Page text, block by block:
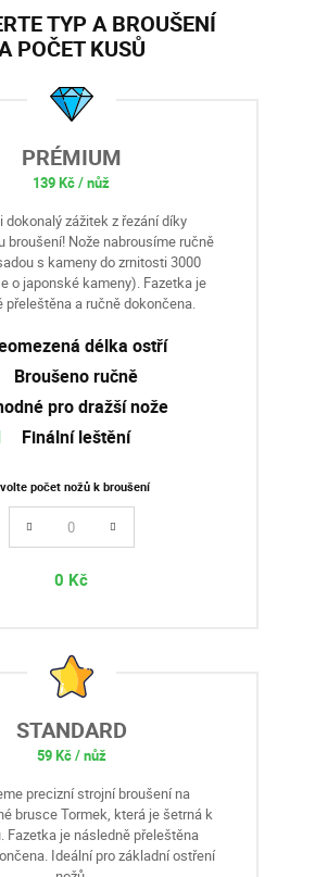
TYP A BROUŠENÍ
POČET KUSŮ
PRÉMIUM
139 Kč / nůž
dokonalý zážitek z řezání díky
broušení! Nože nabrousíme ručně
s kameny do zrnitosti 3000
o japonské kameny). Fazetka je
přeleštěna a ručně dokončena.
délka ostří
Broušeno ručně
pro dražší nože
Finální leštění
počet nožů k broušení
0 Kč
STANDARD
59 Kč / nůž
precizní strojní broušení na
brusce Tormek, která je šetrná k
Fazetka je následně přeleštěna
Ideální pro základní ostření